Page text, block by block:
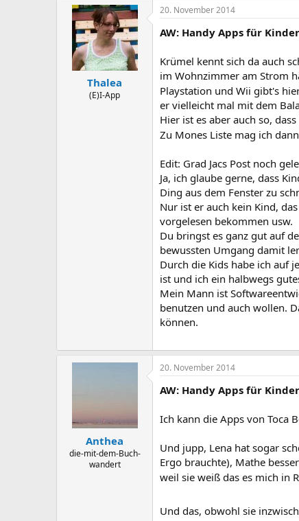
Thalea
(E)I-App
20. November 2014
AW: Handy Apps für
Krümel kennt sich da auch
im Wohnzimmer am Strom
Playstation und Wii gibt's
er vielleicht mal mit dem
Hier ist es aber auch so,
Zu Mones Liste mag ich
Edit: Grad Jacs Post noch
Ja, ich glaube gerne, dass
Ding aus dem Fenster zu
Nur ist er auch kein Kind,
vorgelesen bekommen usw.
Du bringst es ganz gut auf
bewussten Umgang damit
Durch die Kids habe ich auf
ist und ich ein halbwegs
Mein Mann ist
benutzen und auch wollen.
können.
Anthea
die-mit-dem-Buch-
wandert
20. November 2014
AW: Handy Apps für
Ich kann die Apps von Toca
Und jupp, Lena hat sogar
Ergo brauchte), Mathe
weil sie weiß das es mich in
Und das, obwohl sie